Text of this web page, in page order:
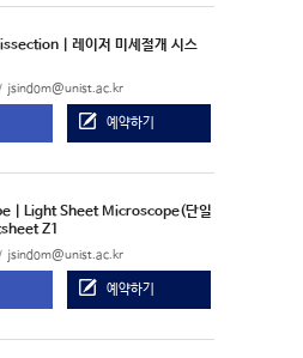
| 레이저 미세절개 시스
jsindom@unist.ac.kr
예약하기
| Light Sheet Microscope(단일
Z1
jsindom@unist.ac.kr
예약하기